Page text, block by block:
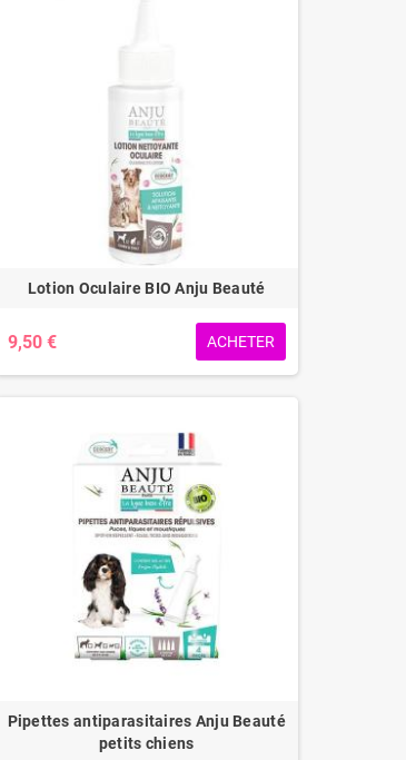
Lotion Oculaire BIO Anju Beauté
9,50 € ACHETER
Pipettes antiparasitaires Anju Beauté
petits chiens